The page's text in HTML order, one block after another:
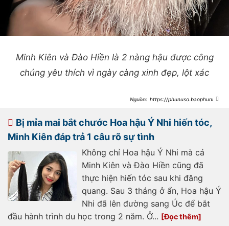
Minh Kiên và Đào Hiền là 2 nàng hậu được công
chúng yêu thích vì ngày càng xinh đẹp, lột xác
https://phunuso.baophunuth
do-khi-phat-hien-bi-tom-dinh-gay-
bat-ngo-193240228185448554.htm
Bị mỉa mai bắt chước Hoa hậu Ý Nhi hiến tóc,
Minh Kiên đáp trả 1 câu rõ sự tình
Không chỉ Hoa hậu Ý Nhi mà cả
Minh Kiên và Đào Hiền cũng đã
thực hiện hiến tóc sau khi đăng
quang. Sau 3 tháng ở ẩn, Hoa hậu Ý
Nhi đã lên đường sang Úc để bắt
đầu hành trình du học trong 2 năm. Ở...